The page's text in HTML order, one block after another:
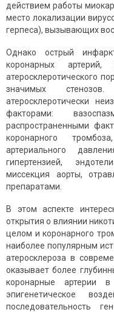
действием работы
место локализации
герпеса), вызывающих
Однако острый
коронарных
атеросклеротического
значимых
атеросклеротически
факторами:
распространенными
коронарного
артериального
гипертензией,
миссекция аорты,
препаратами.
В этом аспекте
открытия о влиянии
целом и коронарного
наиболее популярным
атеросклероза в
оказывает более
коронарные артерии
эпигенетическое
последовательность